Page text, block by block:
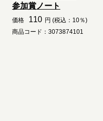
参加賞ノート
価格 110 円 (税込：10％)
商品コード：3073874101